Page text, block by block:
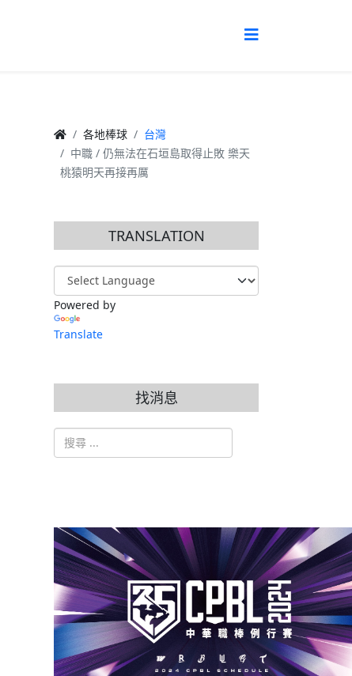
各地棒球
台灣
中職 / 仍無法在石垣島取得止敗 樂天
桃猿明天再接再厲
TRANSLATION
Powered by
Translate
找消息
搜索